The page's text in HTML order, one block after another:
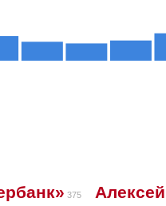
375